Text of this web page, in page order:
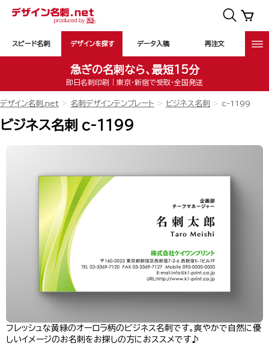
スピード名刺 デザインを探す データ入稿 再注文
急ぎの名刺なら、最短15分
即日名刺印刷｜東京・新宿で受取・全国発送
デザイン名刺.net 名刺デザインテンプレート ビジネス名刺 c-1199
ビジネス名刺 c-1199
フレッシュな黄緑のオーロラ柄のビジネス名刺です。爽やかで自然に優
しいイメージのお名刺をお探しの方におススメです♪